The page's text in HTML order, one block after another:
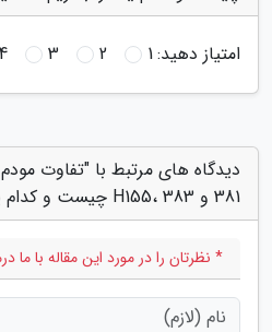
امتیاز دهید:1
2
3
4
381 و H155، 383 چیست و کدام یک را بخریم؟"
* نظرتان را در مورد این مقاله با ما